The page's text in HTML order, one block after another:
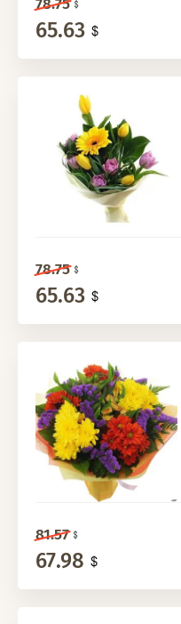
78.75
65.63
78.75
65.63
81.57
67.98